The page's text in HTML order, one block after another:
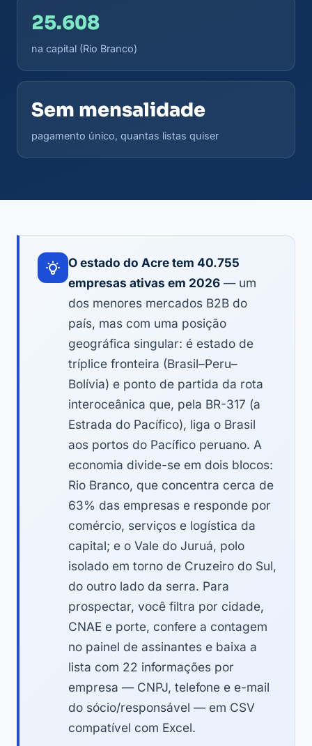
25.608
na capital (Rio Branco)
Sem mensalidade
pagamento único, quantas listas quiser
O estado do Acre tem 40.755
empresas ativas em 2026 — um
dos menores mercados B2B do
país, mas com uma posição
geográfica singular: é estado de
tríplice fronteira (Brasil–Peru–
Bolívia) e ponto de partida da rota
interoceânica que, pela BR-317 (a
Estrada do Pacífico), liga o Brasil
aos portos do Pacífico peruano. A
economia divide-se em dois blocos:
Rio Branco, que concentra cerca de
63% das empresas e responde por
comércio, serviços e logística da
capital; e o Vale do Juruá, polo
isolado em torno de Cruzeiro do Sul,
do outro lado da serra. Para
prospectar, você filtra por cidade,
CNAE e porte, confere a contagem
no painel de assinantes e baixa a
lista com 22 informações por
empresa — CNPJ, telefone e e-mail
do sócio/responsável — em CSV
compatível com Excel.